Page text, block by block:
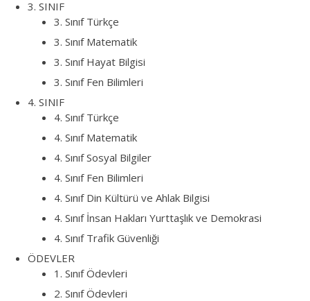
3. SINIF
3. Sınıf Türkçe
3. Sınıf Matematik
3. Sınıf Hayat Bilgisi
3. Sınıf Fen Bilimleri
4. SINIF
4. Sınıf Türkçe
4. Sınıf Matematik
4. Sınıf Sosyal Bilgiler
4. Sınıf Fen Bilimleri
4. Sınıf Din Kültürü ve Ahlak Bilgisi
4. Sınıf İnsan Hakları Yurttaşlık ve Demokrasi
4. Sınıf Trafik Güvenliği
ÖDEVLER
1. Sınıf Ödevleri
2. Sınıf Ödevleri